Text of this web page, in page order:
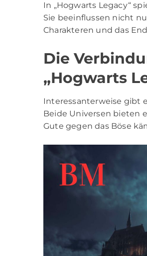
In „Hogwarts Legacy“
Sie beeinflussen nicht
Charakteren und das
Die
„Hogwarts
Interessanterweise gibt
Beide Universen bieten
Gute gegen das Böse